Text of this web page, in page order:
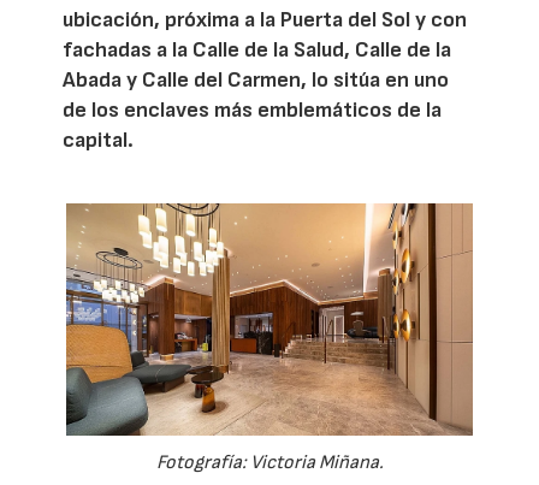
ubicación, próxima a la Puerta del Sol y con
fachadas a la Calle de la Salud, Calle de la
Abada y Calle del Carmen, lo sitúa en uno
de los enclaves más emblemáticos de la
capital.
Fotografía: Victoria Miñana.